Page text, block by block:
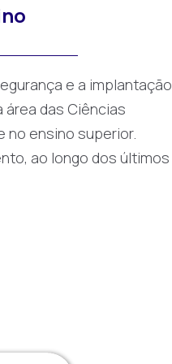
e a implantação
das Ciências
no ensino superior.
ao longo dos últimos